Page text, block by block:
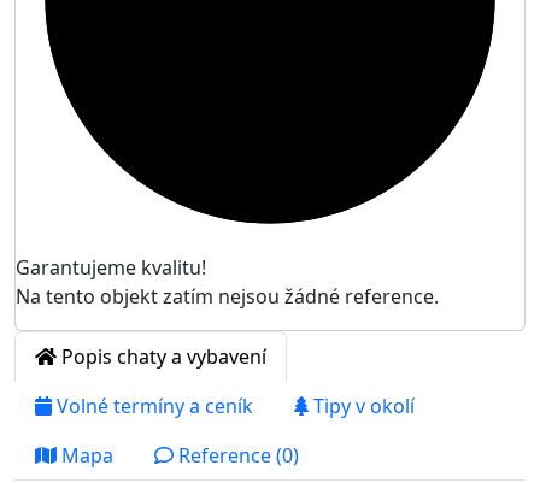
Garantujeme kvalitu!
Na tento objekt zatím nejsou žádné reference.
Popis chaty a vybavení
Volné termíny a ceník
Tipy v okolí
Mapa
Reference (0)